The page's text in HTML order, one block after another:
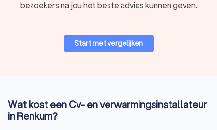
is wettelijk verplicht om te werken met cv-ketels en andere
cv-installateur. Op Trustoo vind je gecertificeerde
installatiebedrijven in Renkum die jouw cv-ketelonderhoud
Op Trustoo vind je erkende cv-installateurs die klaarstaan om
jou te helpen. Wil je verwarmingsbedrijven in Renkum
bezoekers na jou het beste advies kunnen geven.
Start met vergelijken
Wat kost een Cv- en verwarmingsinstallateur
in Renkum?